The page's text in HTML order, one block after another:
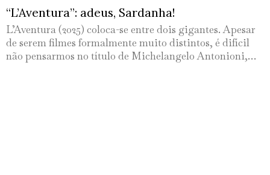
“L’Aventura”: adeus, Sardanha!
L’Aventura (2025) coloca-se entre dois gigantes. Apesar
de serem filmes formalmente muito distintos, é difícil
não pensarmos no título de Michelangelo Antonioni,…